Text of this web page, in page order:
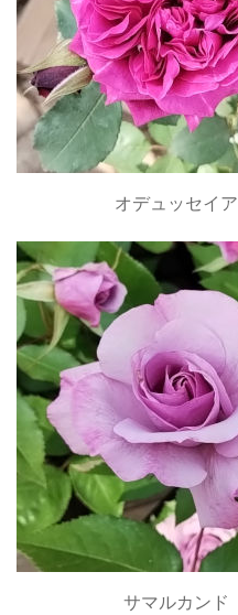
オデュッセイア
サマルカンド